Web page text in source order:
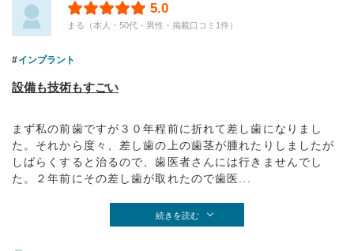
5.0
まる（本人・50代・男性・掲載口コミ1件）
インプラント
設備も技術もすごい
まず私の前歯ですが３０年程前に折れて差し歯になりまし
た。それから度々、差し歯の上の歯茎が腫れたりしましたが
しばらくすると治るので、歯医者さんには行きませんでし
た。２年前にその差し歯が取れたので歯医...
続きを読む